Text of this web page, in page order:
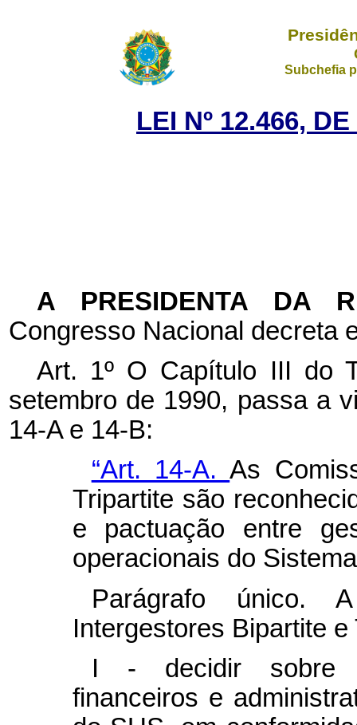
Subchefia
LEI Nº 12.466,
A PRESIDENTA DA
Congresso Nacional decreta
Art. 1º O Capítulo III do
setembro de 1990, passa a
14-A e 14-B:
“Art. 14-A.As
Tripartite são
e pactuação entre
operacionais do
Parágrafo único.
Intergestores Bipartite
I - decidir sobre
financeiros e